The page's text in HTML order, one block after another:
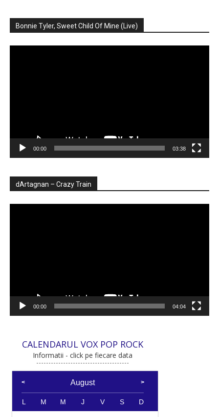
Bonnie Tyler, Sweet Child Of Mine (Live)
00:00 03:38
dArtagnan – Crazy Train
00:00 04:04
CALENDARUL VOX POP ROCK
Informatii - click pe fiecare data
August
L M M J V S D